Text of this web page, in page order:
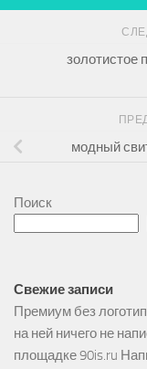
золотистое
модный
Поиск
Свежие записи
Премиум без
на ней ничего не
площадке 90is.ru